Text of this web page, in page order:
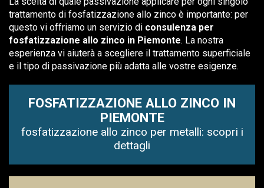
trattamento di fosfatizzazione allo zinco è importante: per
questo vi offriamo un servizio di consulenza per
fosfatizzazione allo zinco in Piemonte. La nostra
esperienza vi aiuterà a scegliere il trattamento superficiale
e il tipo di passivazione più adatta alle vostre esigenze.
FOSFATIZZAZIONE ALLO ZINCO IN
PIEMONTE
fosfatizzazione allo zinco per metalli: scopri i
dettagli